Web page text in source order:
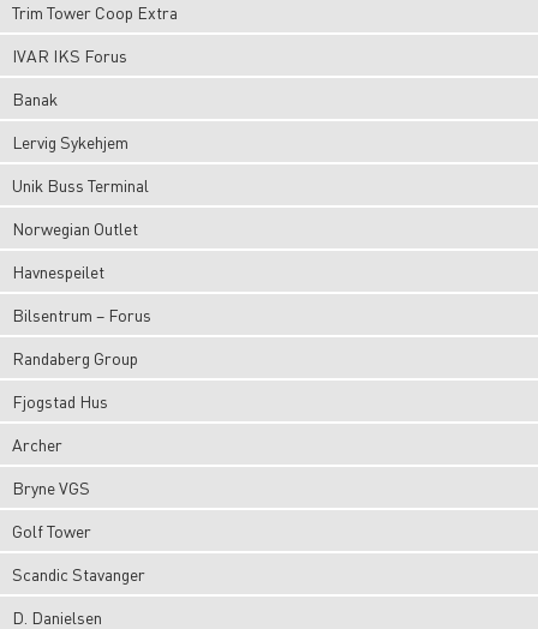
Trim Tower Coop Extra
IVAR IKS Forus
Banak
Lervig Sykehjem
Unik Buss Terminal
Norwegian Outlet
Havnespeilet
Bilsentrum – Forus
Randaberg Group
Fjogstad Hus
Archer
Bryne VGS
Golf Tower
Scandic Stavanger
D. Danielsen